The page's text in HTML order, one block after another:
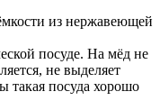
из нержавеющей
посуде. На мёд не
не выделяет
такая посуда хорошо